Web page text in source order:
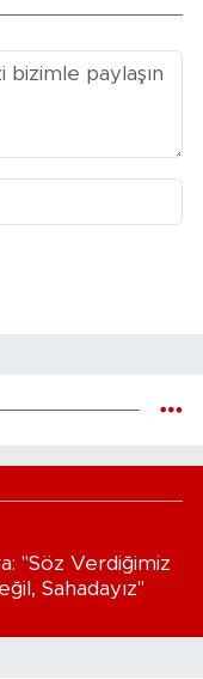
"Söz Verdiğimiz
Sahadayız"